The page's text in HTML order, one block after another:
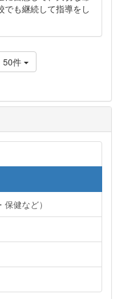
でも継続して指導をし
50件
健など）